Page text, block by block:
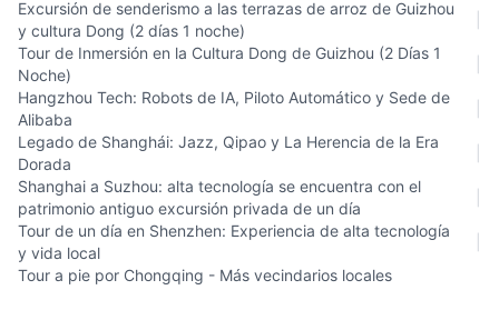
Excursión de senderismo a las terrazas de arroz de Guizhou
y cultura Dong (2 días 1 noche)
Tour de Inmersión en la Cultura Dong de Guizhou (2 Días 1
Noche)
Hangzhou Tech: Robots de IA, Piloto Automático y Sede de
Alibaba
Legado de Shanghái: Jazz, Qipao y La Herencia de la Era
Dorada
Shanghai a Suzhou: alta tecnología se encuentra con el
patrimonio antiguo excursión privada de un día
Tour de un día en Shenzhen: Experiencia de alta tecnología
y vida local
Tour a pie por Chongqing - Más vecindarios locales